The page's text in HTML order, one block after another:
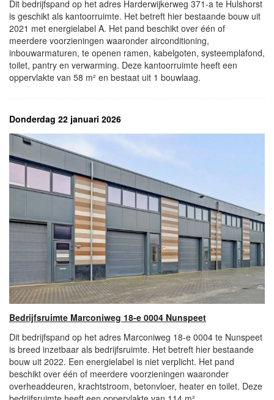
Dit bedrijfspand op het adres Harderwijkerweg 371-a te Hulshorst
is geschikt als kantoorruimte. Het betreft hier bestaande bouw uit
2021 met energielabel A. Het pand beschikt over één of
meerdere voorzieningen waaronder airconditioning,
inbouwarmaturen, te openen ramen, kabelgoten, systeemplafond,
toilet, pantry en verwarming. Deze kantoorruimte heeft een
oppervlakte van 58 m² en bestaat uit 1 bouwlaag.
Donderdag 22 januari 2026
Bedrijfsruimte Marconiweg 18-e 0004 Nunspeet
Dit bedrijfspand op het adres Marconiweg 18-e 0004 te Nunspeet
is breed inzetbaar als bedrijfsruimte. Het betreft hier bestaande
bouw uit 2022. Een energielabel is niet verplicht. Het pand
beschikt over één of meerdere voorzieningen waaronder
overheaddeuren, krachtstroom, betonvloer, heater en toilet. Deze